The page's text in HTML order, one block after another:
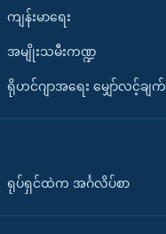
ကျန်းမာရေး
အမျိုးသမီးကဏ္ဍ
ရိုဟင်ဂျာအရေး မျှော်လင့်ချက်
ရုပ်ရှင်ထဲက အင်္ဂလိပ်စာ